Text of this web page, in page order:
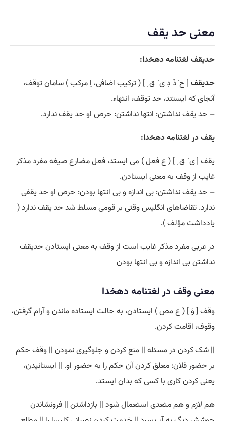
معنی حد یقف
حدیقف لغتنامه دهخدا:
حدیقف [ ح َدْ دِ ی َ ق ِ ] ( ترکیب اضافی، اِ مرکب ) سامان توقف،
آنجای که ایستند، حد توقف، انتهاء.
– حد یقف نداشتن: انتها نداشتن: حرص او حد یقف ندارد.
یقف در لغتنامه دهخدا:
یقف [ ی َ ق ِ ] ( ع فعل ) می ایستد، فعل مضارع صیغه مفرد مذکر
غایب از وقف به معنی ایستادن.
– حد یقف نداشتن: بی اندازه و بی انتها بودن: حرص او حد یقفی
ندارد. تقاضاهای انگلیس وقتی بر قومی مسلط شد حد یقف ندارد (
یادداشت مؤلف ).
در عربی مفرد مذکر غایب است از وقف به معنی ایستادن حدیقف
نداشتن بی اندازه و بی انتها بودن
معنی وقف در لغتنامه دهخدا
وقف [ وَ ] ( ع مص ) ایستادن، به حالت ایستاده ماندن و آرام گرفتن،
وقوف، اقامت کردن.
|| شک کردن در مسئله || منع کردن و جلوگیری نمودن || وقف حکم
بر حضور فلان: معلق کردن آن حکم را به حضور او. || ایستانیدن،
یعنی کردن کاری با کسی که بدان ایستد.
هم لازم و هم متعدی استعمال شود || بازداشتن || فرونشاندن